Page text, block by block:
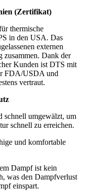
(Zertifikat)
thermische
in den USA. Das
externen
zusammen. Dank der
Kunden ist DTS mit
FDA/USDA und
vertraut.
schnell umgewälzt, um
schnell zu erreichen.
und komfortable
Dampf ist kein
was den Dampfverlust
einspart.